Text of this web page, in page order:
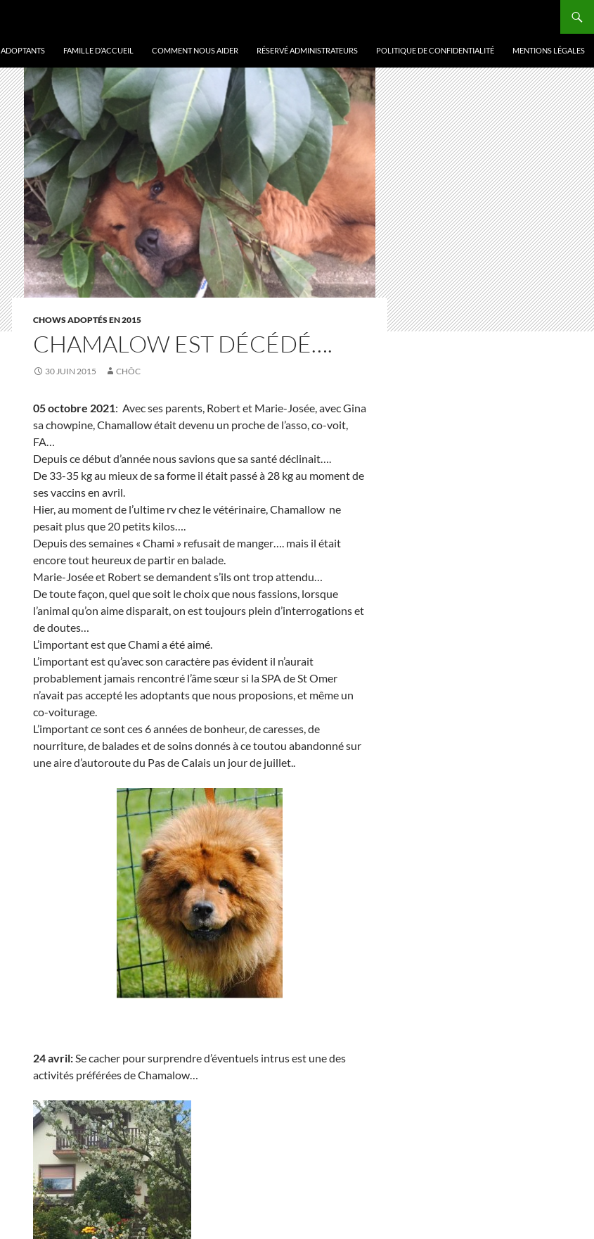
ADOPTANTS FAMILLE D’ACCUEIL COMMENT NOUS AIDER RÉSERVÉ ADMINISTRATEURS POLITIQUE DE CONFIDENTIALITÉ MENTIONS LÉGALES
CHOWS ADOPTÉS EN 2015
CHAMALOW EST DÉCÉDÉ….
30 JUIN 2015 CHÔC
05 octobre 2021: Avec ses parents, Robert et Marie-Josée, avec Gina
sa chowpine, Chamallow était devenu un proche de l’asso, co-voit,
FA…
Depuis ce début d’année nous savions que sa santé déclinait….
De 33-35 kg au mieux de sa forme il était passé à 28 kg au moment de
ses vaccins en avril.
Hier, au moment de l’ultime rv chez le vétérinaire, Chamallow ne
pesait plus que 20 petits kilos….
Depuis des semaines « Chami » refusait de manger…. mais il était
encore tout heureux de partir en balade.
Marie-Josée et Robert se demandent s’ils ont trop attendu…
De toute façon, quel que soit le choix que nous fassions, lorsque
l’animal qu’on aime disparait, on est toujours plein d’interrogations et
de doutes…
L’important est que Chami a été aimé.
L’important est qu’avec son caractère pas évident il n’aurait
probablement jamais rencontré l’âme sœur si la SPA de St Omer
n’avait pas accepté les adoptants que nous proposions, et même un
co-voiturage.
L’important ce sont ces 6 années de bonheur, de caresses, de
nourriture, de balades et de soins donnés à ce toutou abandonné sur
une aire d’autoroute du Pas de Calais un jour de juillet..
24 avril:Se cacher pour surprendre d’éventuels intrus est une des
activités préférées de Chamalow…